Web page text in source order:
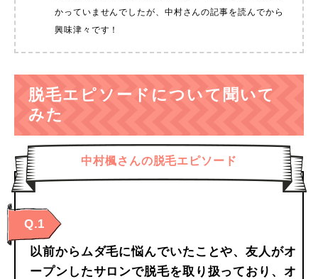
かっていませんでしたが、中村さんの記事を読んでから
興味津々です！
脱毛エピソードについて聞いて
みた
中村楓さんの脱毛エピソード
Q.1
以前からムダ毛に悩んでいたことや、友人がオ
ープンしたサロンで脱毛を取り扱っており、オ